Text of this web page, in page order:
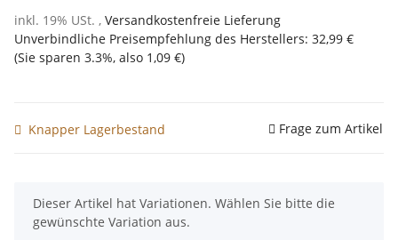
inkl. 19% USt. , Versandkostenfreie Lieferung
Unverbindliche Preisempfehlung des Herstellers: 32,99 €
(Sie sparen 3.3%, also 1,09 €)
Knapper Lagerbestand Frage zum Artikel
x
Dieser Artikel hat Variationen. Wählen Sie bitte die
gewünschte Variation aus.